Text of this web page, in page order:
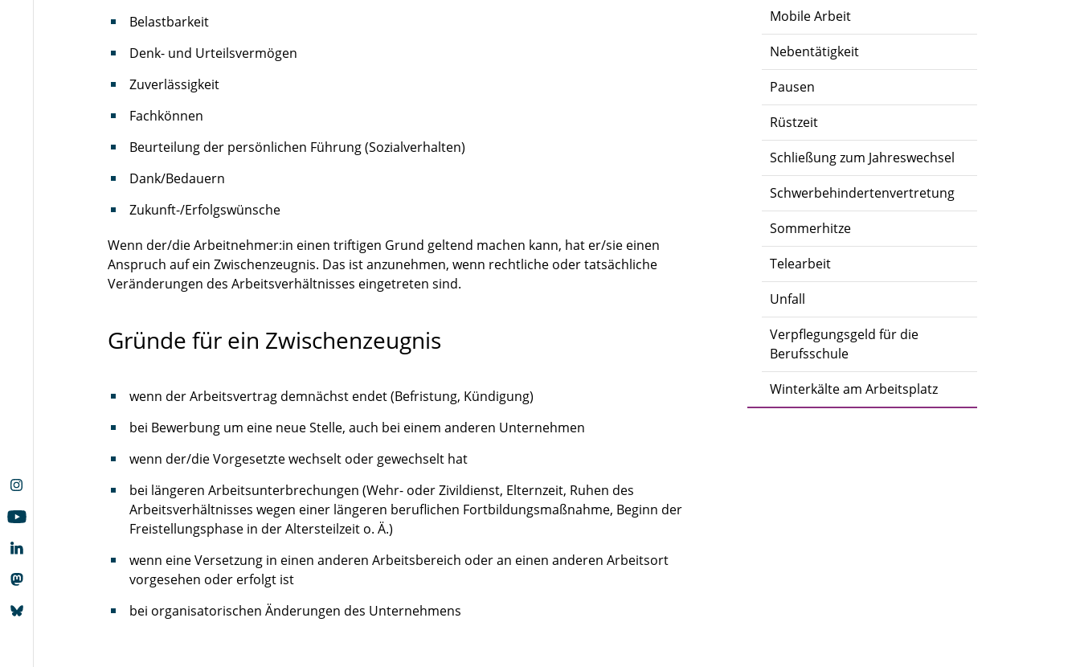
Mobile Arbeit
Nebentätigkeit
Pausen
Rüstzeit
Schließung zum Jahreswechsel
Schwerbehindertenvertretung
Sommerhitze
Telearbeit
Unfall
Verpflegungsgeld für die
Berufsschule
Winterkälte am Arbeitsplatz
Belastbarkeit
Denk- und Urteilsvermögen
Zuverlässigkeit
Fachkönnen
Beurteilung der persönlichen Führung (Sozialverhalten)
Dank/Bedauern
Zukunft-/Erfolgswünsche
Wenn der/die Arbeitnehmer:in einen triftigen Grund geltend machen kann, hat er/sie einen
Anspruch auf ein Zwischenzeugnis. Das ist anzunehmen, wenn rechtliche oder tatsächliche
Veränderungen des Arbeitsverhältnisses eingetreten sind.
Gründe für ein Zwischenzeugnis
wenn der Arbeitsvertrag demnächst endet (Befristung, Kündigung)
bei Bewerbung um eine neue Stelle, auch bei einem anderen Unternehmen
wenn der/die Vorgesetzte wechselt oder gewechselt hat
bei längeren Arbeitsunterbrechungen (Wehr- oder Zivildienst, Elternzeit, Ruhen des
Arbeitsverhältnisses wegen einer längeren beruflichen Fortbildungsmaßnahme, Beginn der
Freistellungsphase in der Altersteilzeit o. Ä.)
wenn eine Versetzung in einen anderen Arbeitsbereich oder an einen anderen Arbeitsort
vorgesehen oder erfolgt ist
bei organisatorischen Änderungen des Unternehmens